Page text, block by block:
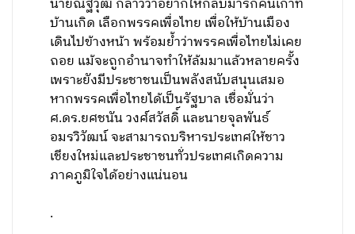
นายณัฐวุฒิ กล่าวว่าอยากให้กลับมารักคนเก่าที่
บ้านเกิด เลือกพรรคเพื่อไทย เพื่อให้บ้านเมือง
เดินไปข้างหน้า พร้อมย้ำว่าพรรคเพื่อไทยไม่เคย
ถอย แม้จะถูกอำนาจทำให้ล้มมาแล้วหลายครั้ง
เพราะยังมีประชาชนเป็นพลังสนับสนุนเสมอ
หากพรรคเพื่อไทยได้เป็นรัฐบาล เชื่อมั่นว่า
ศ.ดร.ยศชนัน วงศ์สวัสดิ์ และนายจุลพันธ์
อมรวิวัฒน์ จะสามารถบริหารประเทศให้ชาว
เชียงใหม่และประชาชนทั่วประเทศเกิดความ
ภาคภูมิใจได้อย่างแน่นอน
.